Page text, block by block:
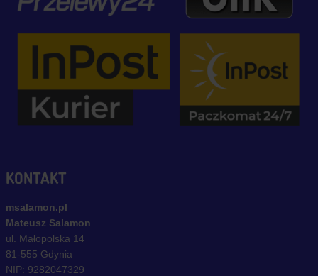
KONTAKT
msalamon.pl
Mateusz Salamon
ul. Małopolska 14
81-555 Gdynia
NIP: 9282047329